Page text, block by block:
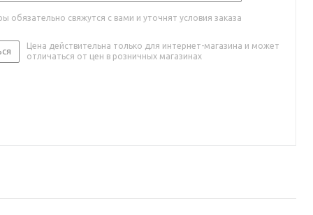
обязательно свяжутся с вами и уточнят условия заказа
Цена действительна только для интернет-магазина и может
отличаться от цен в розничных магазинах